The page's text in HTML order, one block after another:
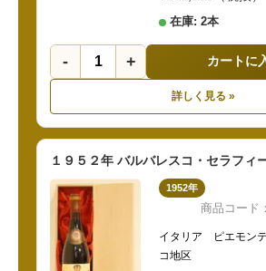
在庫: 2本
- + カートに
詳しく見る »
１９５２年 バルバレスコ・セラフィ
1952年
商品コード
イタリア ピエモン
コ地区